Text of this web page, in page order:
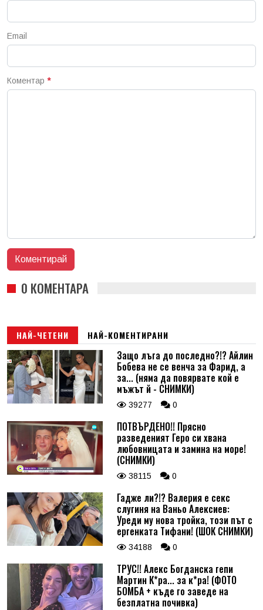
Email
Коментар *
0 КОМЕНТАРА
НАЙ-ЧЕТЕНИ НАЙ-КОМЕНТИРАНИ
Защо лъга до последно?!? Айлин
Бобева не се венча за Фарид, а
за... (няма да повярвате кой е
мъжът й - СНИМКИ)
39277 0
ПОТВЪРДЕНО!! Прясно
разведеният Геро си хвана
любовницата и замина на море!
(СНИМКИ)
38115 0
Гадже ли?!? Валерия е секс
слугиня на Ваньо Алексиев:
Уреди му нова тройка, този път с
ергенката Тифани! (ШОК СНИМКИ)
34188 0
ТРУС!! Алекс Богданска гепи
Мартин К*ра... за к*ра! (ФОТО
БОМБА + къде го заведе на
безплатна почивка)